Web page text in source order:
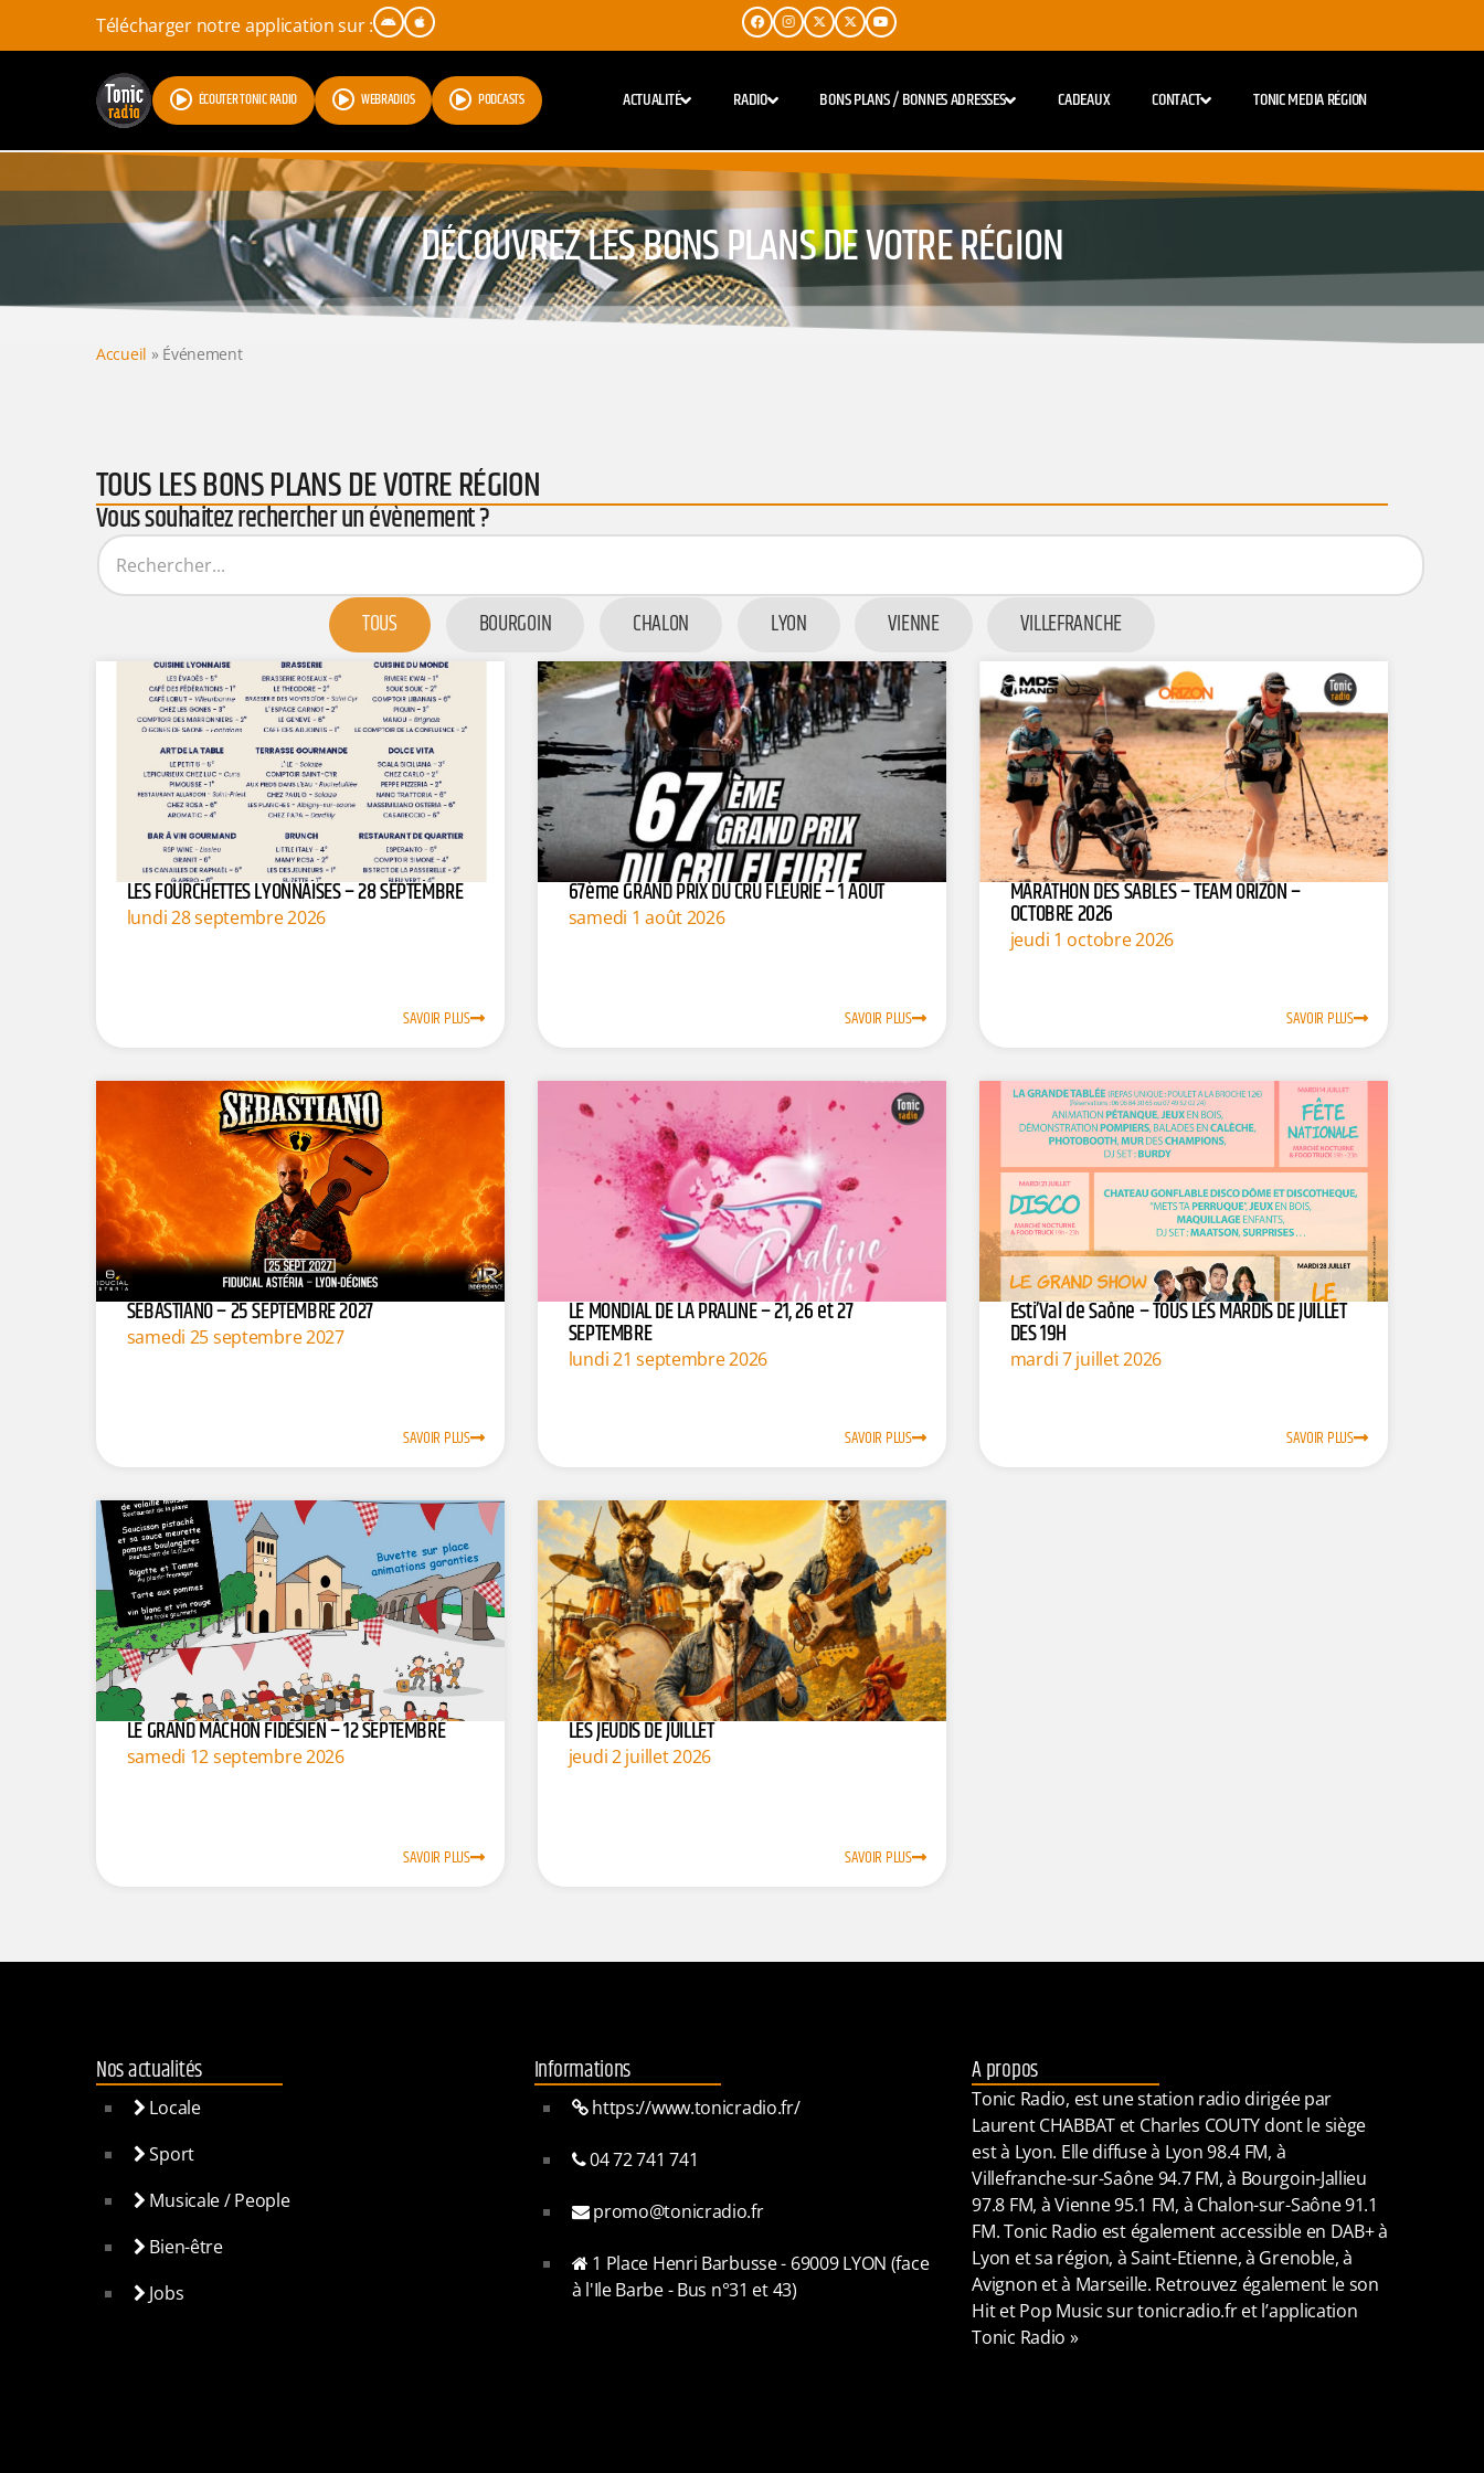
Télécharger notre application sur :
ÉCOUTER TONIC RADIO WEBRADIOS PODCASTS ACTUALITÉ RADIO BONS PLANS / BONNES ADRESSES CADEAUX CONTACT TONIC MEDIA RÉGION
DÉCOUVREZ LES BONS PLANS DE VOTRE RÉGION
Accueil » Événement
TOUS LES BONS PLANS DE VOTRE RÉGION
Vous souhaitez rechercher un évènement ?
TOUS BOURGOIN CHALON LYON VIENNE VILLEFRANCHE
LES FOURCHETTES LYONNAISES – 28 SEPTEMBRE
lundi 28 septembre 2026
SAVOIR PLUS
67ème GRAND PRIX DU CRU FLEURIE – 1 AOÛT
samedi 1 août 2026
SAVOIR PLUS
MARATHON DES SABLES – TEAM ORIZON –
OCTOBRE 2026
jeudi 1 octobre 2026
SAVOIR PLUS
SEBASTIANO – 25 SEPTEMBRE 2027
samedi 25 septembre 2027
SAVOIR PLUS
LE MONDIAL DE LA PRALINE – 21, 26 et 27
SEPTEMBRE
lundi 21 septembre 2026
SAVOIR PLUS
Esti’Val de Saône – TOUS LES MARDIS DE JUILLET
DES 19H
mardi 7 juillet 2026
SAVOIR PLUS
LE GRAND MÂCHON FIDÉSIEN – 12 SEPTEMBRE
samedi 12 septembre 2026
SAVOIR PLUS
LES JEUDIS DE JUILLET
jeudi 2 juillet 2026
SAVOIR PLUS
Nos actualités
Locale
Sport
Musicale / People
Bien-être
Jobs
Informations
https://www.tonicradio.fr/
04 72 741 741
promo@tonicradio.fr
1 Place Henri Barbusse - 69009 LYON (face
à l'Ile Barbe - Bus n°31 et 43)
A propos
Tonic Radio, est une station radio dirigée par
Laurent CHABBAT et Charles COUTY dont le siège
est à Lyon. Elle diffuse à Lyon 98.4 FM, à
Villefranche-sur-Saône 94.7 FM, à Bourgoin-Jallieu
97.8 FM, à Vienne 95.1 FM, à Chalon-sur-Saône 91.1
FM. Tonic Radio est également accessible en DAB+ à
Lyon et sa région, à Saint-Etienne, à Grenoble, à
Avignon et à Marseille. Retrouvez également le son
Hit et Pop Music sur tonicradio.fr et l’application
Tonic Radio »